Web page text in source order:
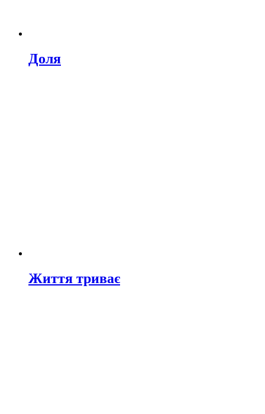
Доля
Життя триває